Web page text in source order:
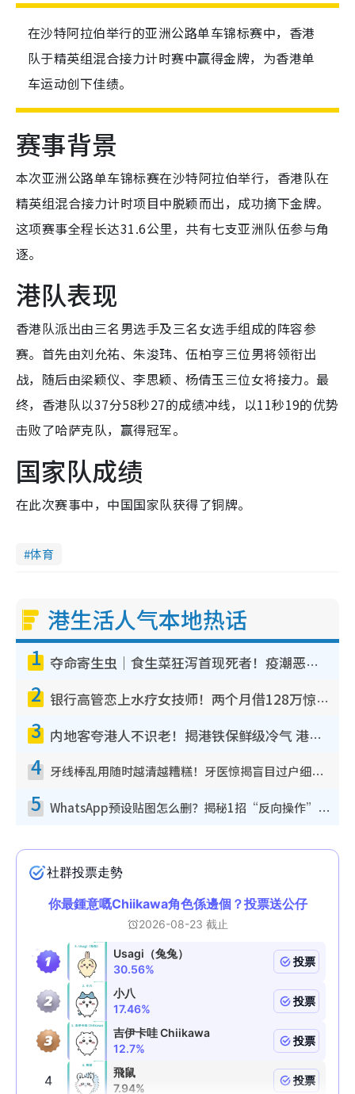
在沙特阿拉伯举行的亚洲公路单车锦标赛中，香港
队于精英组混合接力计时赛中赢得金牌，为香港单
车运动创下佳绩。
赛事背景
本次亚洲公路单车锦标赛在沙特阿拉伯举行，香港队在
精英组混合接力计时项目中脱颖而出，成功摘下金牌。
这项赛事全程长达31.6公里，共有七支亚洲队伍参与角
逐。
港队表现
香港队派出由三名男选手及三名女选手组成的阵容参
赛。首先由刘允祐、朱浚玮、伍柏亨三位男将领衔出
战，随后由梁颖仪、李思颖、杨倩玉三位女将接力。最
终，香港队以37分58秒27的成绩冲线，以11秒19的优势
击败了哈萨克队，赢得冠军。
国家队成绩
在此次赛事中，中国国家队获得了铜牌。
体育
港生活人气本地热话
1 夺命寄生虫｜食生菜狂泻首现死者！疫潮恶化录1.8万宗病例 揭洗菜3大谬误
2 银行高管恋上水疗女技师！两个月借128万惊觉“沉船”沉落火海 揭背后疑似邪教操控卖淫
3 内地客夸港人不识老！揭港铁保鲜级冷气 港人求放过：别投诉
4 牙线棒乱用随时越清越糟糕！牙医惊揭盲目过户细菌恐致蛀牙：这种才是日常真保养
5 WhatsApp预设贴图怎么删？揭秘1招“反向操作”还原简洁界面 附3步实测教程